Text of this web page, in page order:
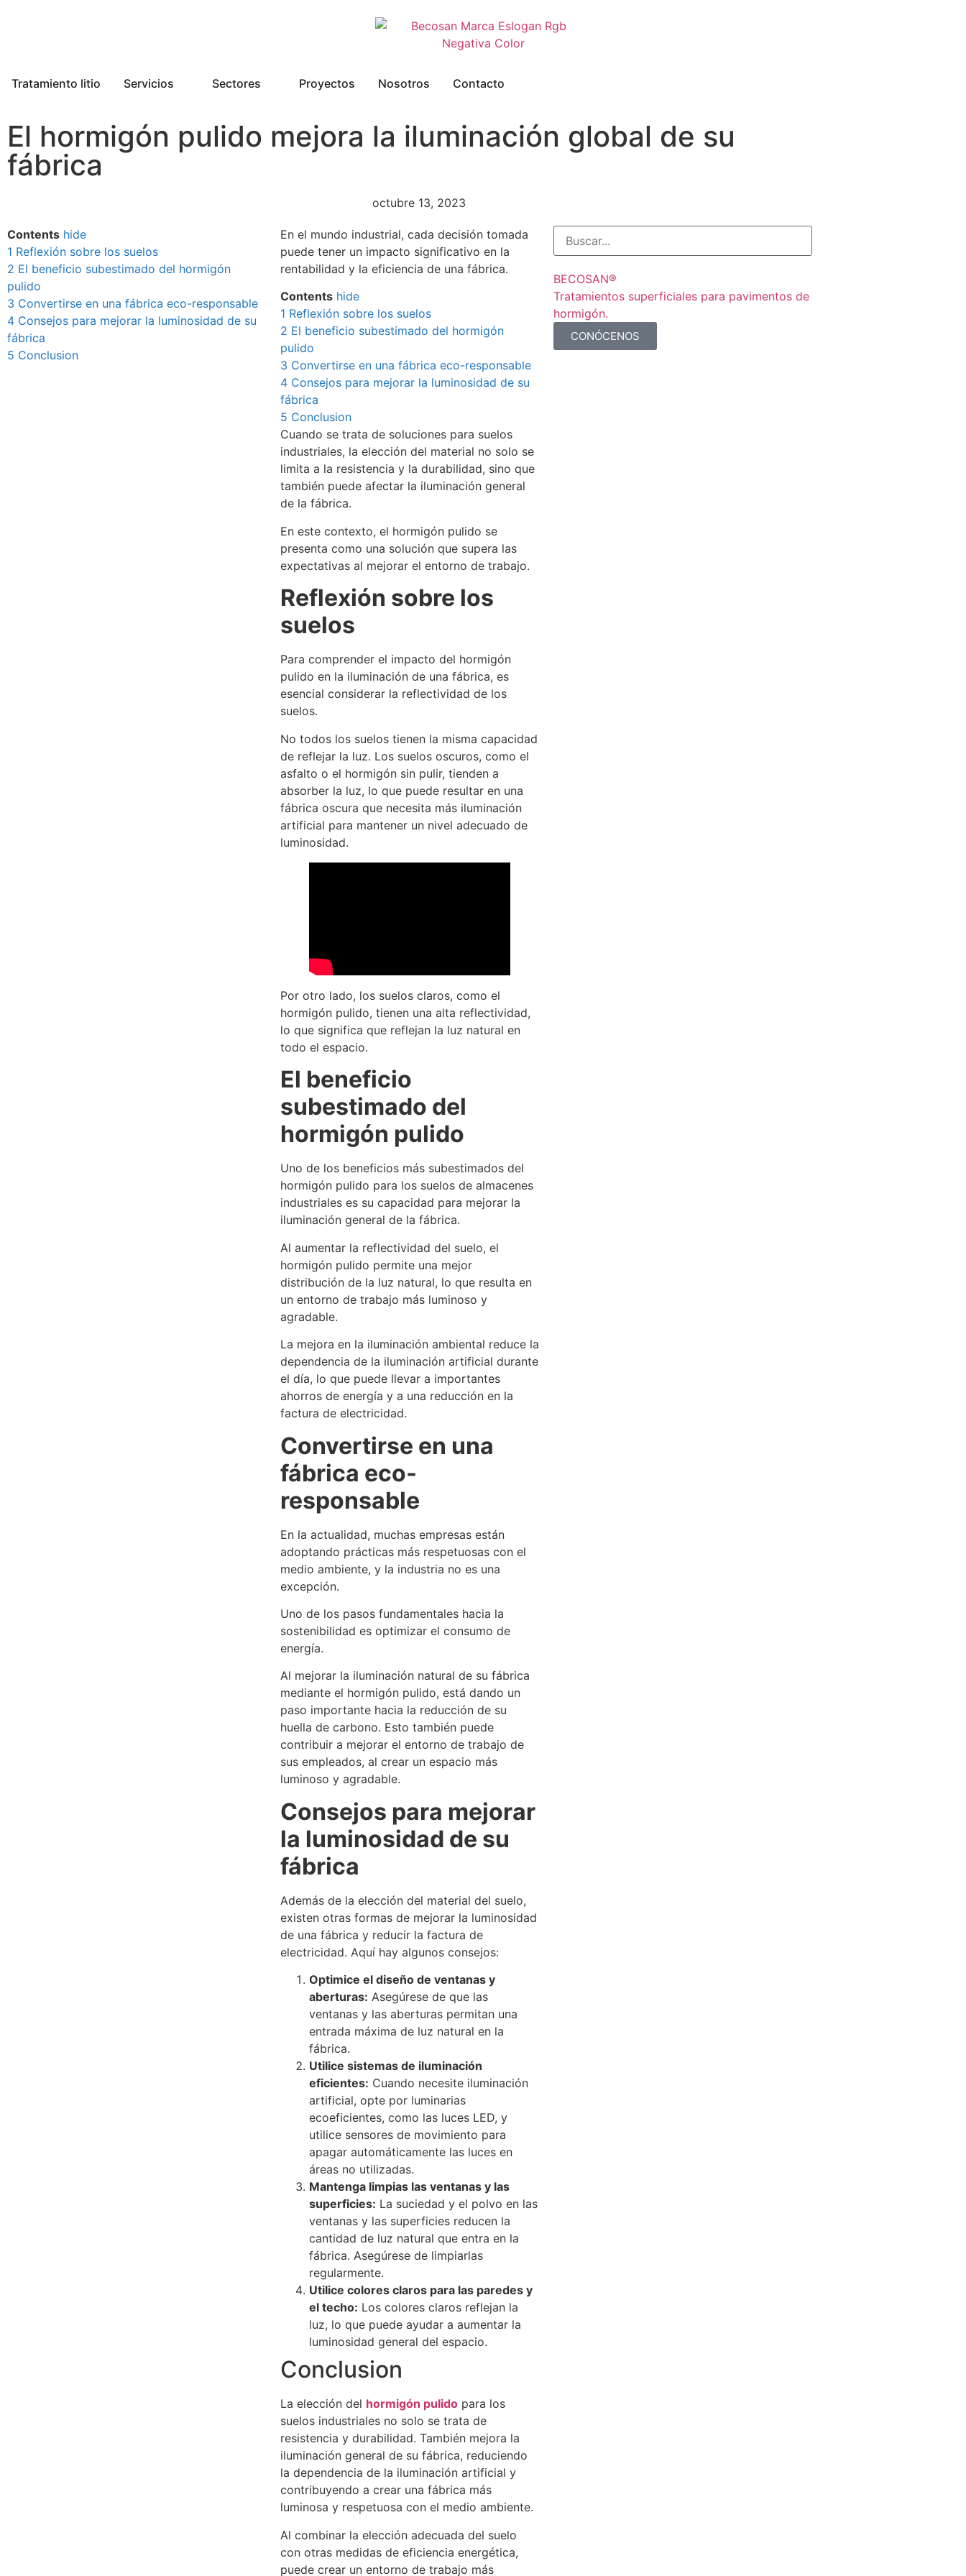
Tratamiento litio Servicios Sectores Proyectos Nosotros Contacto
El hormigón pulido mejora la iluminación global de su
fábrica
octubre 13, 2023
Contents hide
1 Reflexión sobre los suelos
2 El beneficio subestimado del hormigón
pulido
3 Convertirse en una fábrica eco-responsable
4 Consejos para mejorar la luminosidad de su
fábrica
5 Conclusion
En el mundo industrial, cada decisión tomada
puede tener un impacto significativo en la
rentabilidad y la eficiencia de una fábrica.
Contents hide
1 Reflexión sobre los suelos
2 El beneficio subestimado del hormigón
pulido
3 Convertirse en una fábrica eco-responsable
4 Consejos para mejorar la luminosidad de su
fábrica
5 Conclusion
Cuando se trata de soluciones para suelos
industriales, la elección del material no solo se
limita a la resistencia y la durabilidad, sino que
también puede afectar la iluminación general
de la fábrica.
En este contexto, el hormigón pulido se
presenta como una solución que supera las
expectativas al mejorar el entorno de trabajo.
Reflexión sobre los
suelos
Para comprender el impacto del hormigón
pulido en la iluminación de una fábrica, es
esencial considerar la reflectividad de los
suelos.
No todos los suelos tienen la misma capacidad
de reflejar la luz. Los suelos oscuros, como el
asfalto o el hormigón sin pulir, tienden a
absorber la luz, lo que puede resultar en una
fábrica oscura que necesita más iluminación
artificial para mantener un nivel adecuado de
luminosidad.
Por otro lado, los suelos claros, como el
hormigón pulido, tienen una alta reflectividad,
lo que significa que reflejan la luz natural en
todo el espacio.
El beneficio
subestimado del
hormigón pulido
Uno de los beneficios más subestimados del
hormigón pulido para los suelos de almacenes
industriales es su capacidad para mejorar la
iluminación general de la fábrica.
Al aumentar la reflectividad del suelo, el
hormigón pulido permite una mejor
distribución de la luz natural, lo que resulta en
un entorno de trabajo más luminoso y
agradable.
La mejora en la iluminación ambiental reduce la
dependencia de la iluminación artificial durante
el día, lo que puede llevar a importantes
ahorros de energía y a una reducción en la
factura de electricidad.
Convertirse en una
fábrica eco-
responsable
En la actualidad, muchas empresas están
adoptando prácticas más respetuosas con el
medio ambiente, y la industria no es una
excepción.
Uno de los pasos fundamentales hacia la
sostenibilidad es optimizar el consumo de
energía.
Al mejorar la iluminación natural de su fábrica
mediante el hormigón pulido, está dando un
paso importante hacia la reducción de su
huella de carbono. Esto también puede
contribuir a mejorar el entorno de trabajo de
sus empleados, al crear un espacio más
luminoso y agradable.
Consejos para mejorar
la luminosidad de su
fábrica
Además de la elección del material del suelo,
existen otras formas de mejorar la luminosidad
de una fábrica y reducir la factura de
electricidad. Aquí hay algunos consejos:
Optimice el diseño de ventanas y
aberturas: Asegúrese de que las
ventanas y las aberturas permitan una
entrada máxima de luz natural en la
fábrica.
Utilice sistemas de iluminación
eficientes: Cuando necesite iluminación
artificial, opte por luminarias
ecoeficientes, como las luces LED, y
utilice sensores de movimiento para
apagar automáticamente las luces en
áreas no utilizadas.
Mantenga limpias las ventanas y las
superficies: La suciedad y el polvo en las
ventanas y las superficies reducen la
cantidad de luz natural que entra en la
fábrica. Asegúrese de limpiarlas
regularmente.
Utilice colores claros para las paredes y
el techo: Los colores claros reflejan la
luz, lo que puede ayudar a aumentar la
luminosidad general del espacio.
Conclusion
La elección del hormigón pulidopara los
suelos industriales no solo se trata de
resistencia y durabilidad. También mejora la
iluminación general de su fábrica, reduciendo
la dependencia de la iluminación artificial y
contribuyendo a crear una fábrica más
luminosa y respetuosa con el medio ambiente.
Al combinar la elección adecuada del suelo
con otras medidas de eficiencia energética,
puede crear un entorno de trabajo más
BECOSAN®
Tratamientos superficiales para pavimentos de
hormigón.
CONÓCENOS